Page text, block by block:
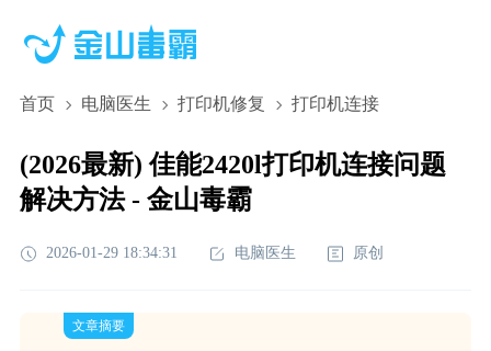
首页 电脑医生 打印机修复 打印机连接
(2026最新) 佳能2420l打印机连接问题
解决方法 - 金山毒霸
2026-01-29 18:34:31 电脑医生 原创
文章摘要